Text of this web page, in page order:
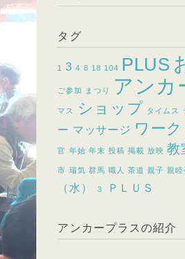
タグ
1 3 4 8 18 104 PLUS
ご参加 まつり アンカ
マス ショップ タイムス
ー マッサージ ワーク
官 年始 年末 投稿 掲載 放映 教
市 瑞気 群馬 職人 茶道 親子 親睦
（水） ３ ＰＬＵＳ
アンカープラスの紹介